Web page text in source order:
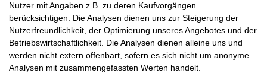
Nutzer mit Angaben z.B. zu deren Kaufvorgängen
berücksichtigen. Die Analysen dienen uns zur Steigerung der
Nutzerfreundlichkeit, der Optimierung unseres Angebotes und der
Betriebswirtschaftlichkeit. Die Analysen dienen alleine uns und
werden nicht extern offenbart, sofern es sich nicht um anonyme
Analysen mit zusammengefassten Werten handelt.